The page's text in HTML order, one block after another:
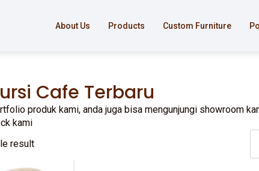
About Us Products Custom Furniture
Cafe Terbaru
produk kami, anda juga bisa mengunjungi showroom
kami
result